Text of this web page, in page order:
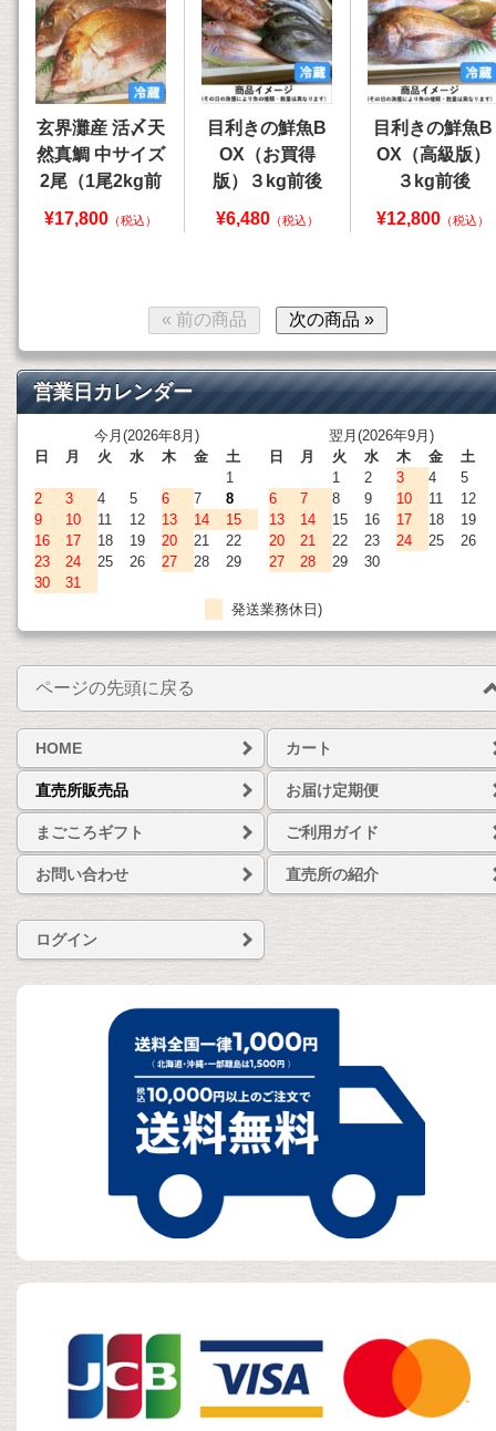
玄界灘産 活〆天
然真鯛 中サイズ
2尾（1尾2kg前
後）
¥17,800 （税込）
目利きの鮮魚B
OX（お買得
版）３kg前後
¥6,480（税込）
目利きの鮮魚B
OX（高級版）
３kg前後
¥12,800 （税込）
« 前の商品 次の商品 »
営業日カレンダー
今月(2026年8月)
日
月 火 水 木 金
土
1
2
3 4 5 6 7
8
9
10 11 12 13 14
15
16
17 18 19 20 21
22
23
24 25 26 27 28
29
30
31
翌月(2026年9月)
日
月 火 水 木 金
土
1
2 3 4
5
6
7 8 9 10 11
12
13
14 15 16 17 18
19
20
21 22 23 24 25
26
27
28 29 30
発送業務休日)
ページの先頭に戻る
HOME カート
直売所販売品 お届け定期便
まごころギフト ご利用ガイド
お問い合わせ 直売所の紹介
ログイン